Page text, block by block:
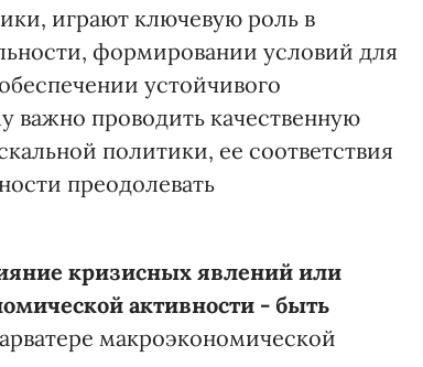
играют ключевую роль в
формировании условий для
устойчивого
важно проводить качественную
политики, ее соответствия
преодолевать
кризисных явлений или
активности - быть
макроэкономической